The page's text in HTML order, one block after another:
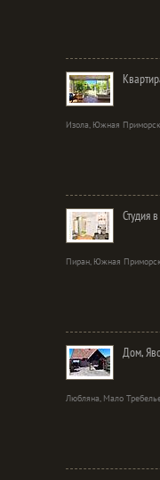
Изола, Южная
Студия
Пиран, Южная
Дом,
Любляна, Мало